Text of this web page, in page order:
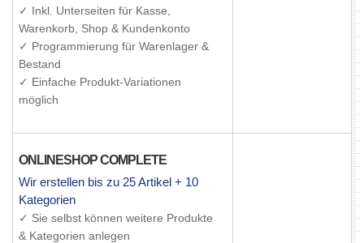
✓ Inkl. Unterseiten für Kasse,
Warenkorb, Shop & Kundenkonto
✓ Programmierung für Warenlager &
Bestand
✓ Einfache Produkt-Variationen
möglich
ONLINESHOP COMPLETE
Wir erstellen bis zu 25 Artikel + 10
Kategorien
✓ Sie selbst können weitere Produkte
& Kategorien anlegen